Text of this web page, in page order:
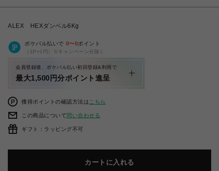
ALEX HEXダンベル6Kg
ポケパル払いで 0〜0ポイント
（1P=1円）※キャンペーン分除く
会員登録後、ポケパル払い初回登録&利用で
最大1,500円分ポイント進呈
獲得ポイントの確認方法は こちら
この商品について問い合わせる
ギフト：ラッピング不可
カートに入れる